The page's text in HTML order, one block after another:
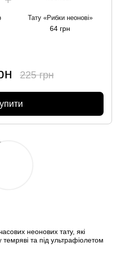
Тату «Рибки неонові»
64 грн
225 грн
неонових тату, які
темряві та під ультрафіолетом